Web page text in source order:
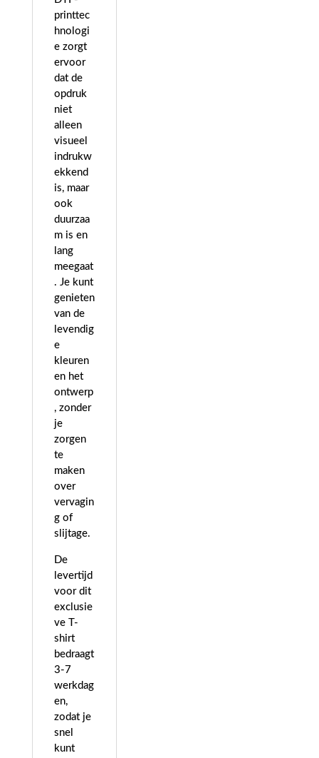
printtec
hnologi
e zorgt
ervoor
dat de
opdruk
niet
alleen
visueel
indrukw
ekkend
is, maar
ook
duurzaa
m is en
lang
meegaat
. Je kunt
genieten
van de
levendig
e
kleuren
en het
ontwerp
, zonder
je
zorgen
te
maken
over
vervagin
g of
slijtage.
De
levertijd
voor dit
exclusie
ve T-
shirt
bedraagt
3-7
werkdag
en,
zodat je
snel
kunt